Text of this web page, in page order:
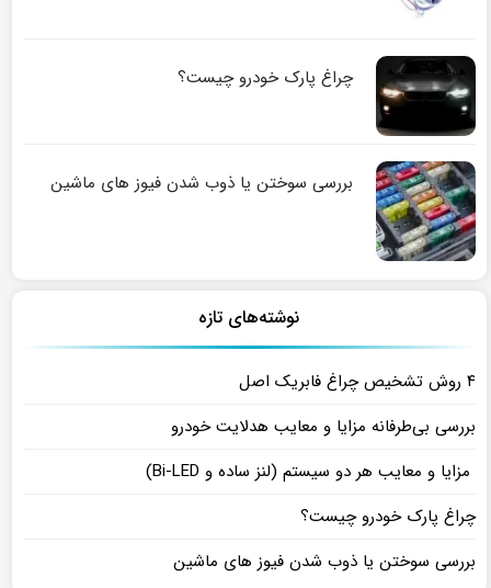
چراغ پارک خودرو چیست؟
بررسی سوختن یا ذوب شدن فیوز های ماشین
نوشته‌های تازه
۴ روش تشخیص چراغ فابریک اصل
بررسی بی‌طرفانه مزایا و معایب هدلایت خودرو
مزایا و معایب هر دو سیستم (لنز ساده و Bi-LED)
چراغ پارک خودرو چیست؟
بررسی سوختن یا ذوب شدن فیوز های ماشین